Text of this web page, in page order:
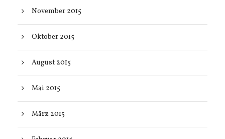
November 2015
Oktober 2015
August 2015
Mai 2015
März 2015